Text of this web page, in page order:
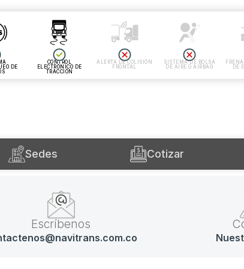
DE
CONTROL
ELECTRÓNICO DE
TRACCIÓN
ALERTA DE COLISIÓN
FRONTAL
SISTEMA DE BOLSA
DE AIRE O AIRBAG
DE
Sedes Cotizar
Escríbenos